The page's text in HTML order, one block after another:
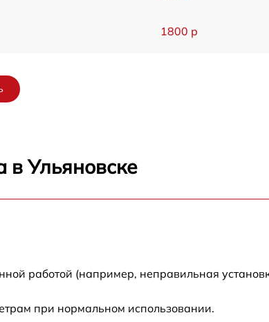
1800 р
в Ульяновске
работой (например, неправильная
при нормальном использовании.